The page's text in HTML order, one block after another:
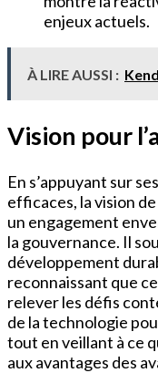
enjeux actuels.
À LIRE AUSSI :
Vision pour
En s’appuyant sur
efficaces, la vision
un engagement
la gouvernance. Il
développement
reconnaissant que
relever les défis
de la technologie
tout en veillant à ce
aux avantages des